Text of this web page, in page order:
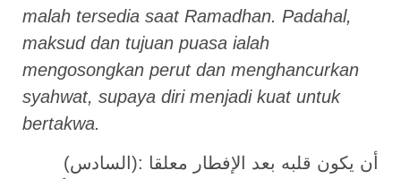
malah tersedia saat Ramadhan. Padahal,
maksud dan tujuan puasa ialah
mengosongkan perut dan menghancurkan
syahwat, supaya diri menjadi kuat untuk
bertakwa.
(السادس): أن يكون قلبه بعد الإفطار معلقا